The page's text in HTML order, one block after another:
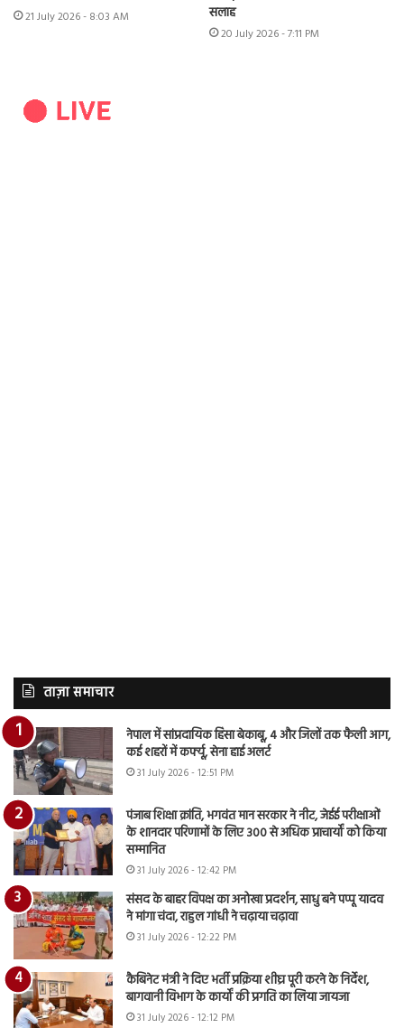
21 July 2026 - 8:03 AM
सलाह
20 July 2026 - 7:11 PM
ताज़ा समाचार
नेपाल में सांप्रदायिक हिंसा बेकाबू, 4 और जिलों तक फैली आग,
कई शहरों में कर्फ्यू, सेना हाई अलर्ट
31 July 2026 - 12:51 PM
पंजाब शिक्षा क्रांति, भगवंत मान सरकार ने नीट, जेईई परीक्षाओं
के शानदार परिणामों के लिए 300 से अधिक प्राचार्यों को किया
सम्मानित
31 July 2026 - 12:42 PM
संसद के बाहर विपक्ष का अनोखा प्रदर्शन, साधु बने पप्पू यादव
ने मांगा चंदा, राहुल गांधी ने चढ़ाया चढ़ावा
31 July 2026 - 12:22 PM
कैबिनेट मंत्री ने दिए भर्ती प्रक्रिया शीघ्र पूरी करने के निर्देश,
बागवानी विभाग के कार्यों की प्रगति का लिया जायजा
31 July 2026 - 12:12 PM